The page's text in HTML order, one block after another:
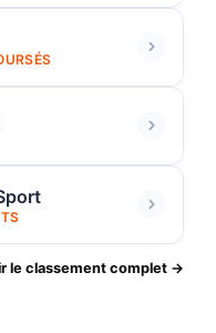
le classement complet →